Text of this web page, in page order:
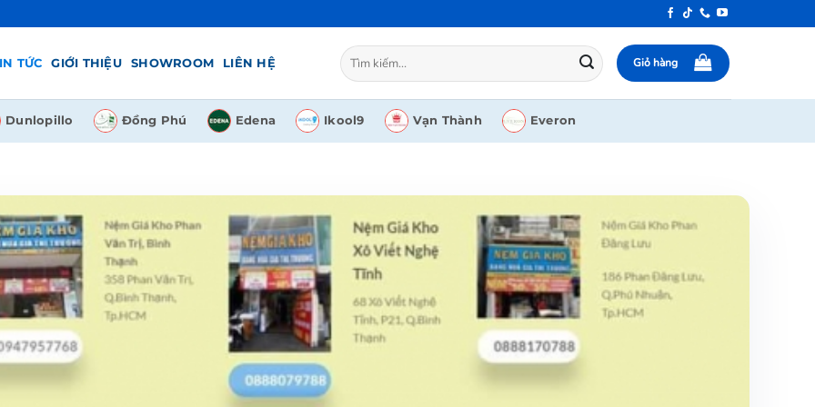
TỨC GIỚI THIỆU SHOWROOM LIÊN HỆ
Tìm
kiếm:
Giỏ hàng
Dunlopillo Đồng Phú Edena Ikool9 Vạn Thành Everon